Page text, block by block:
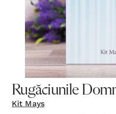
Rugăciunile
Kit Mays